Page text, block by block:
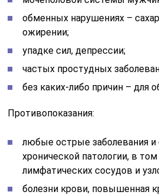
обменных нарушениях –
ожирении;
упадке сил, депрессии;
частых простудных
без каких-либо причин – для
Противопоказания:
любые острые заболевания и
хронической патологии, в
лимфатических сосудов и
болезни крови, повышенная